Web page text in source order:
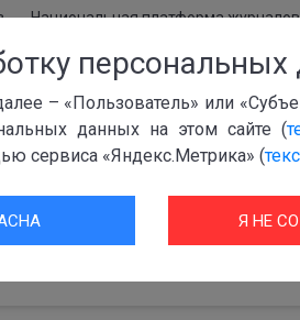
Национальная платформа журналов
119991, г. Москва, Ленинский
+7 (499) 941-0115
info@rcsi.science
– «Пользователь» или
данных на этом сайте (
сервиса «Яндекс.Метрика» (
Я НЕ